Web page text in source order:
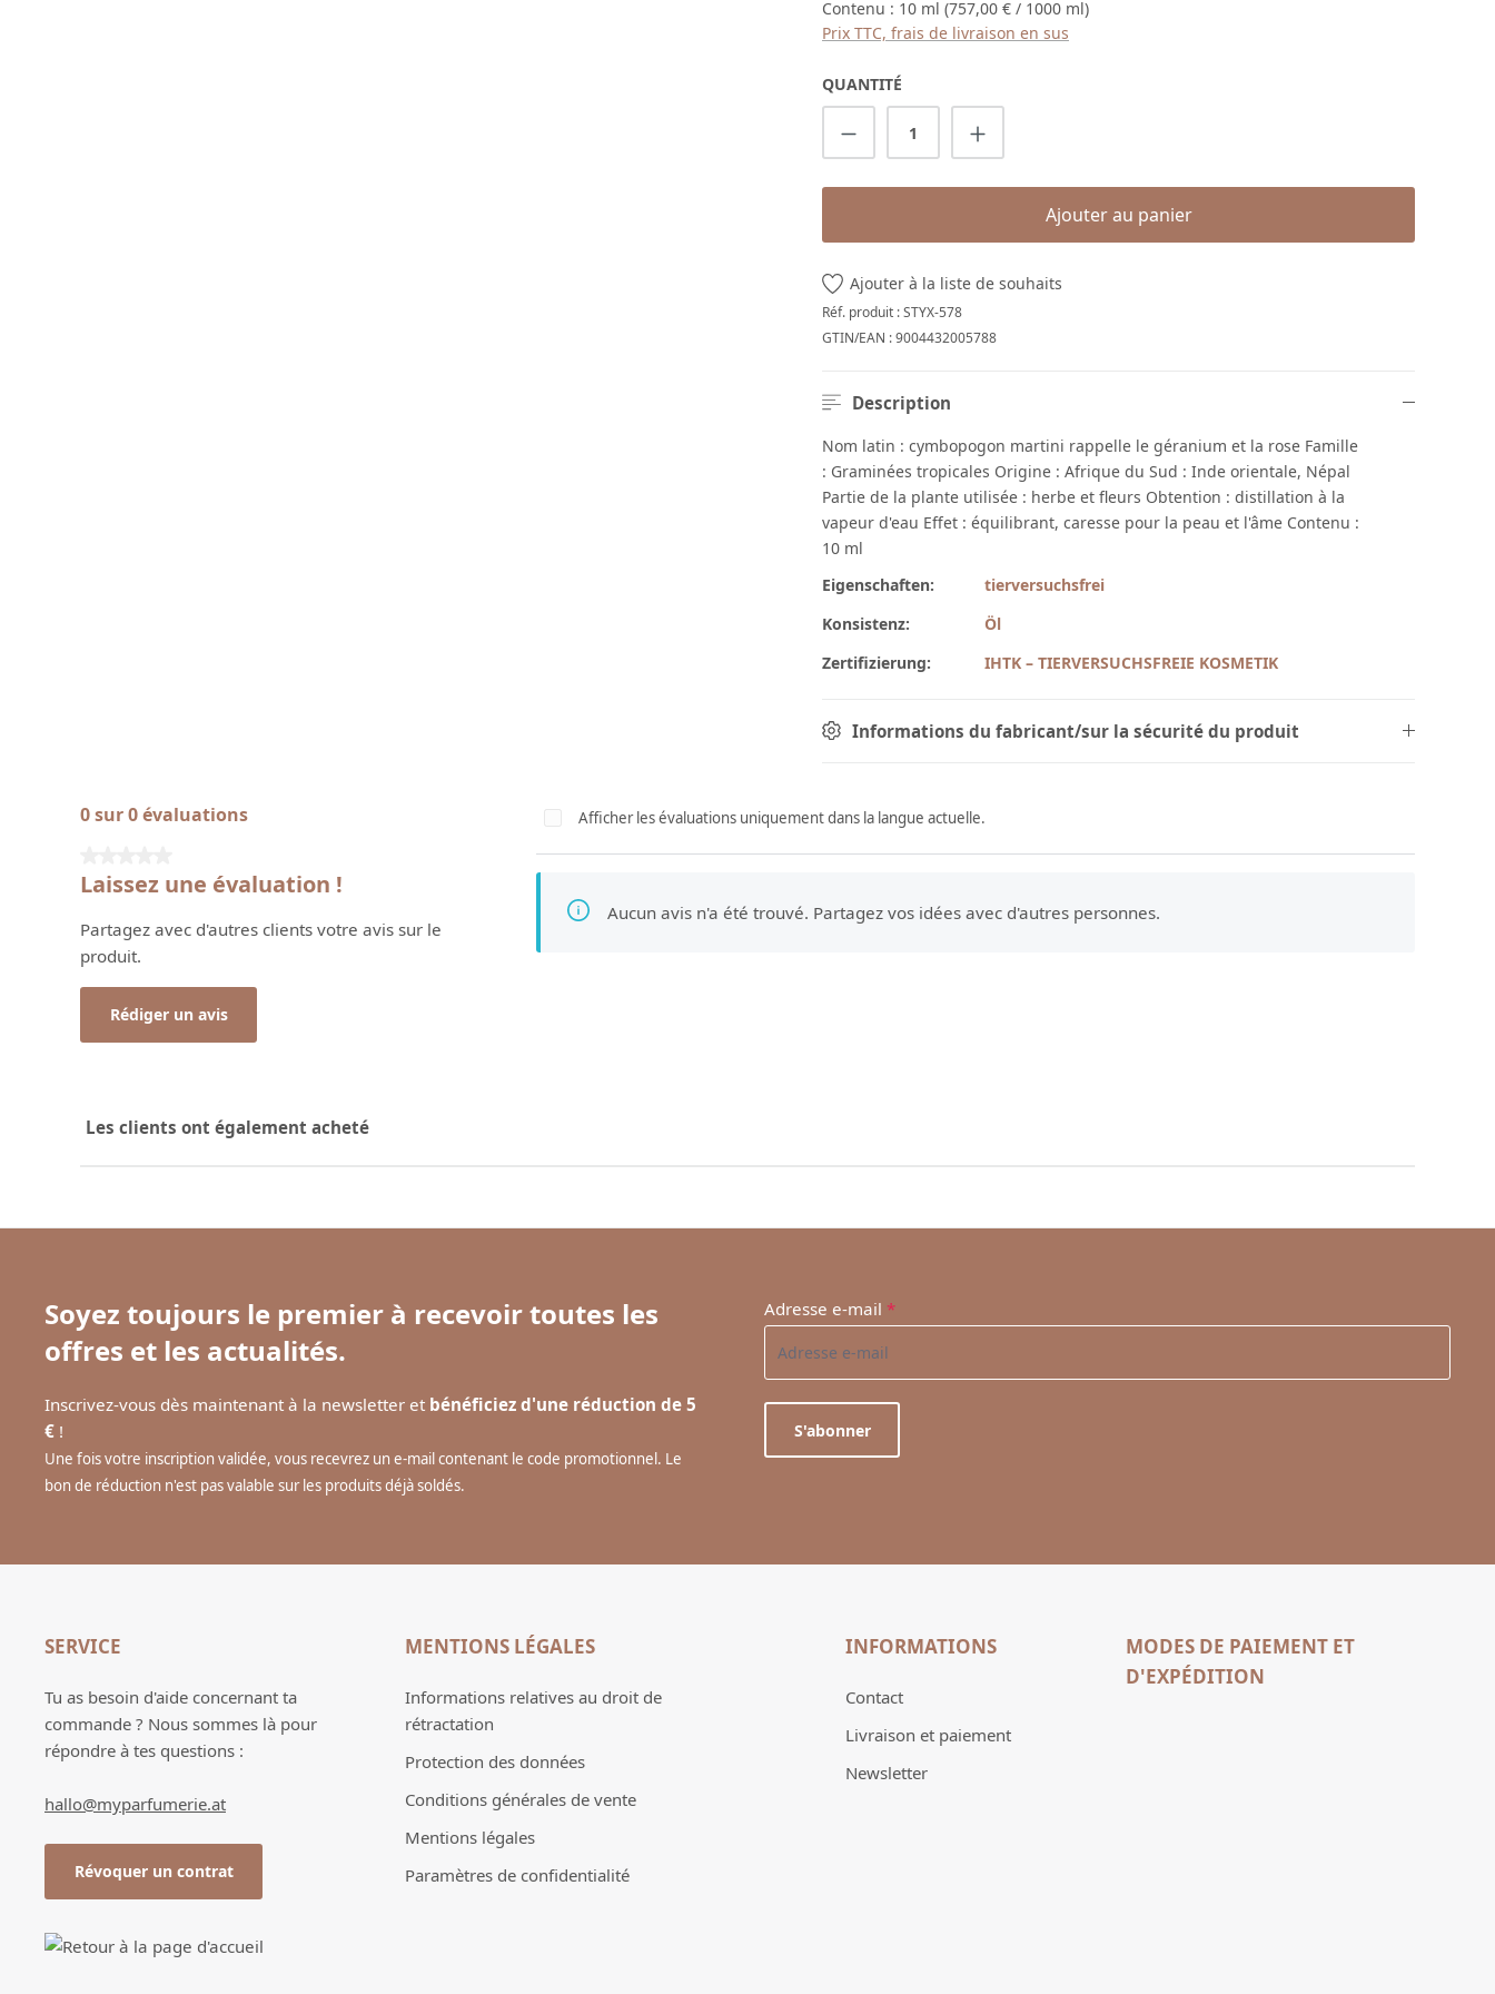
Contenu : 10 ml (757,00 € / 1000 ml)
Prix TTC, frais de livraison en sus
QUANTITÉ
Quantité de produit : Entrez la quantité souhaitée
Ajouter au panier
Ajouter à la liste de souhaits
Réf. produit :STYX-578
GTIN/EAN :9004432005788
Description
Nom latin : cymbopogon martini rappelle le géranium et la rose Famille
: Graminées tropicales Origine : Afrique du Sud : Inde orientale, Népal
Partie de la plante utilisée : herbe et fleurs Obtention : distillation à la
vapeur d'eau Effet : équilibrant, caresse pour la peau et l'âme Contenu :
10 ml
Eigenschaften:
tierversuchsfrei
Konsistenz:
Öl
Zertifizierung:
IHTK – TIERVERSUCHSFREIE KOSMETIK
Informations du fabricant/sur la sécurité du produit
0 sur 0 évaluations
Laissez une évaluation !
Partagez avec d'autres clients votre avis sur le
produit.
Rédiger un avis
Afficher les évaluations uniquement dans la langue actuelle.
Aucun avis n'a été trouvé. Partagez vos idées avec d'autres personnes.
Les clients ont également acheté
Soyez toujours le premier à recevoir toutes les
offres et les actualités.
Inscrivez-vous dès maintenant à la newsletter et bénéficiez d'une réduction de 5
€ !
Une fois votre inscription validée, vous recevrez un e-mail contenant le code promotionnel. Le
bon de réduction n'est pas valable sur les produits déjà soldés.
Adresse e-mail *
S'abonner
SERVICE
Tu as besoin d'aide concernant ta
commande ? Nous sommes là pour
répondre à tes questions :
hallo@myparfumerie.at
Révoquer un contrat
MENTIONS LÉGALES
Informations relatives au droit de
rétractation
Protection des données
Conditions générales de vente
Mentions légales
Paramètres de confidentialité
INFORMATIONS
Contact
Livraison et paiement
Newsletter
MODES DE PAIEMENT ET
D'EXPÉDITION